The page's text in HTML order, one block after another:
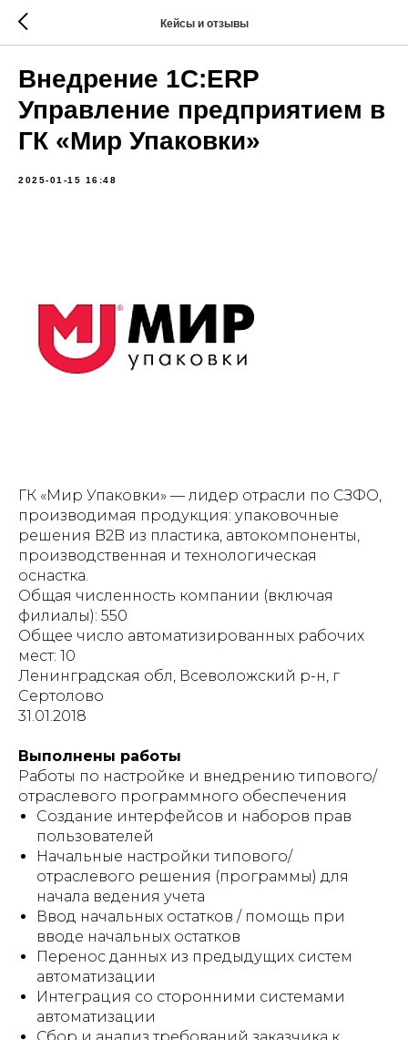
Кейсы и отзывы
Внедрение 1С:ERP
Управление предприятием в
ГК «Мир Упаковки»
2025-01-15 16:48
ГК «Мир Упаковки» — лидер отрасли по СЗФО,
производимая продукция: упаковочные
решения B2B из пластика, автокомпоненты,
производственная и технологическая
оснастка.
Общая численность компании (включая
филиалы): 550
Общее число автоматизированных рабочих
мест: 10
Ленинградская обл, Всеволожский р-н, г
Сертолово
31.01.2018
Выполнены работы
Работы по настройке и внедрению типового/
отраслевого программного обеспечения
Создание интерфейсов и наборов прав
пользователей
Начальные настройки типового/
отраслевого решения (программы) для
начала ведения учета
Ввод начальных остатков / помощь при
вводе начальных остатков
Перенос данных из предыдущих систем
автоматизации
Интеграция со сторонними системами
автоматизации